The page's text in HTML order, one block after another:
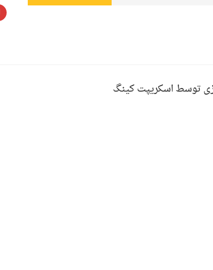
توسط اسکریپت کینگ